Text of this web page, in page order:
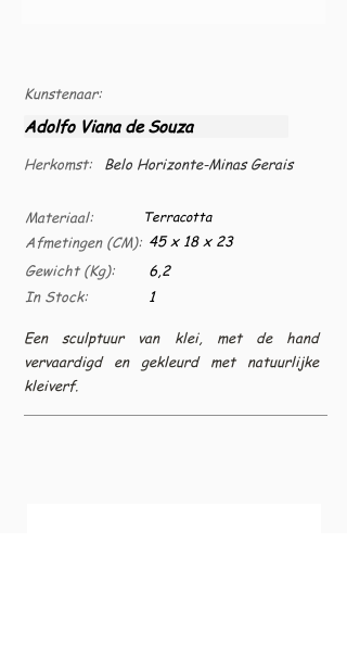
Kunstenaar:
Adolfo Viana de Souza
Herkomst: Belo Horizonte-Minas Gerais
Materiaal:
Afmetingen (CM):
Gewicht (Kg):
In Stock:
Terracotta
45 x 18 x 23
6,2
1
Een sculptuur van klei, met de hand
vervaardigd en gekleurd met natuurlijke
kleiverf.